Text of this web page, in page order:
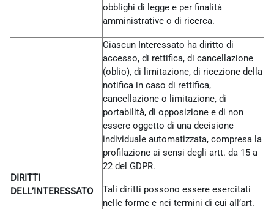
obblighi di legge e per finalità
amministrative o di ricerca.
DIRITTI
DELL’INTERESSATO
Ciascun Interessato ha diritto di
accesso, di rettifica, di cancellazione
(oblio), di limitazione, di ricezione della
notifica in caso di rettifica,
cancellazione o limitazione, di
portabilità, di opposizione e di non
essere oggetto di una decisione
individuale automatizzata, compresa la
profilazione ai sensi degli artt. da 15 a
22 del GDPR.
Tali diritti possono essere esercitati
nelle forme e nei termini di cui all’art.